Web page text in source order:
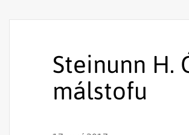
Steinunn
málstofu